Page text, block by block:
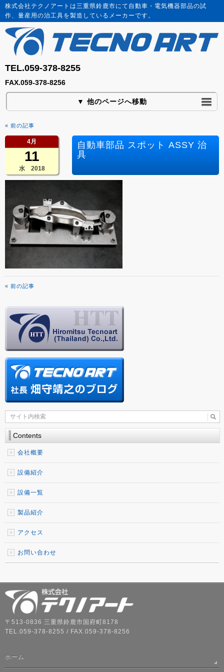
株式会社テクノアートは三重県鈴鹿市にて自動車・電気機器部品の試
作、量産用の治工具を製造しているメーカーです。
TEL.059-378-8255
FAX.059-378-8256
▼ 他のページへ移動
« 前の記事
4月
11
水 2018
自動車部品 スポット ASSY 治
具
« 前の記事
Contents
会社概要
設備紹介
設備一覧
製品紹介
アクセス
お問い合わせ
〒513-0836 三重県鈴鹿市国府町8178
TEL.059-378-8255 / FAX.059-378-8256
ホーム